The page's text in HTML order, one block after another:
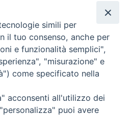
di Torino
media GRIS
simili per
il tuo consenso, anche per
e funzionalità semplici",
"misurazione" e
come specificato nella
acconsenti all'utilizzo dei
puoi avere